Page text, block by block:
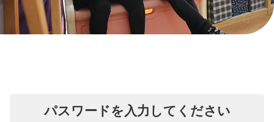
パスワードを入力してください